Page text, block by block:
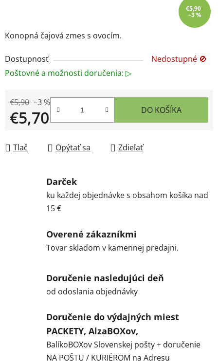
Konopná čajová zmes s ovocím.
Dostupnosť
Nedostupné 🚫
Poštovné a možnosti doručenia: ▷
€5,90 –3 %
€5,70 DO KOŠÍKA
Tlač Opýtať sa Zdieľať
€5,90
–3 %
Darček
ku každej objednávke s obsahom košíka nad
15 €
Overené zákazníkmi
Tovar skladom v kamennej predajni.
Doručenie nasledujúci deň
od odoslania objednávky
Doručenie do výdajných miest
PACKETY, AlzaBOXov,
BalíkoBOXov Slovenskej pošty + doručenie
NA POŠTU / KURIÉROM na Adresu